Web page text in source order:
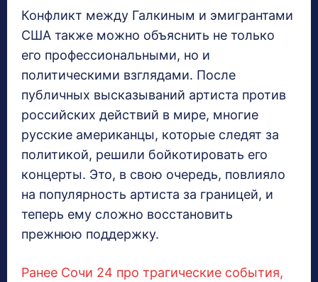
Конфликт между Галкиным и эмигрантами
США также можно объяснить не только
его профессиональными, но и
политическими взглядами. После
публичных высказываний артиста против
российских действий в мире, многие
русские американцы, которые следят за
политикой, решили бойкотировать его
концерты. Это, в свою очередь, повлияло
на популярность артиста за границей, и
теперь ему сложно восстановить
прежнюю поддержку.
Ранее Сочи 24 про трагические события,